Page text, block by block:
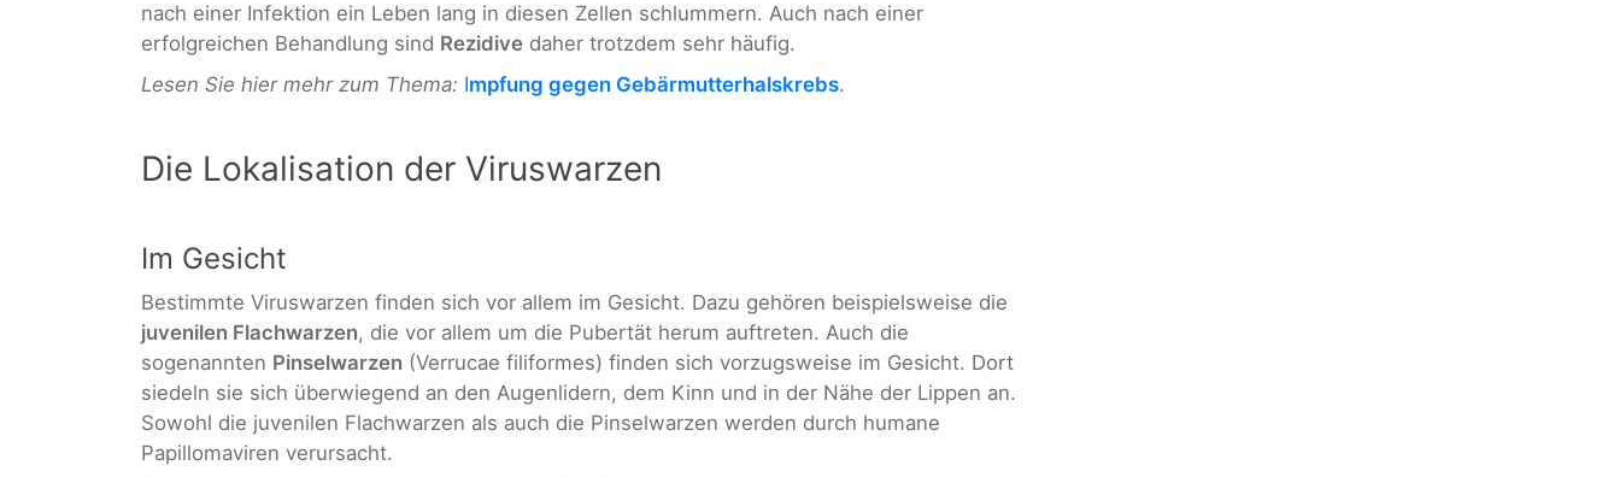
nach einer Infektion ein Leben lang in diesen Zellen schlummern. Auch nach einer
erfolgreichen Behandlung sind Rezidive daher trotzdem sehr häufig.
Lesen Sie hier mehr zum Thema: Impfung gegen Gebärmutterhalskrebs.
Die Lokalisation der Viruswarzen
Im Gesicht
Bestimmte Viruswarzen finden sich vor allem im Gesicht. Dazu gehören beispielsweise die
juvenilen Flachwarzen, die vor allem um die Pubertät herum auftreten. Auch die
sogenannten Pinselwarzen (Verrucae filiformes) finden sich vorzugsweise im Gesicht. Dort
siedeln sie sich überwiegend an den Augenlidern, dem Kinn und in der Nähe der Lippen an.
Sowohl die juvenilen Flachwarzen als auch die Pinselwarzen werden durch humane
Papillomaviren verursacht.